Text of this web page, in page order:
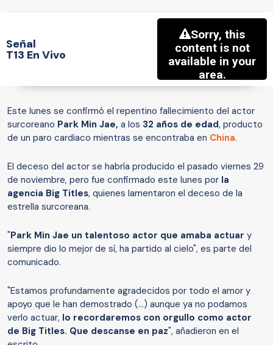
Señal
T13 En Vivo
Este lunes se confirmó el repentino fallecimiento del actor
surcoreano Park Min Jae, a los 32 años de edad, producto
de un paro cardiaco mientras se encontraba en China.
El deceso del actor se habría producido el pasado viernes 29
de noviembre, pero fue confirmado este lunes por la
agencia Big Titles, quienes lamentaron el deceso de la
estrella surcoreana.
"Park Min Jae un talentoso actor que amaba actuar y
siempre dio lo mejor de sí, ha partido al cielo", es parte del
comunicado.
"Estamos profundamente agradecidos por todo el amor y
apoyo que le han demostrado (...) aunque ya no podamos
verlo actuar, lo recordaremos con orgullo como actor
de Big Titles. Que descanse en paz", añadieron en el